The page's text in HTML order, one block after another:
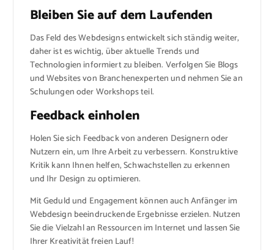
Bleiben Sie auf dem Laufenden
Das Feld des Webdesigns entwickelt sich ständig weiter,
daher ist es wichtig, über aktuelle Trends und
Technologien informiert zu bleiben. Verfolgen Sie Blogs
und Websites von Branchenexperten und nehmen Sie an
Schulungen oder Workshops teil.
Feedback einholen
Holen Sie sich Feedback von anderen Designern oder
Nutzern ein, um Ihre Arbeit zu verbessern. Konstruktive
Kritik kann Ihnen helfen, Schwachstellen zu erkennen
und Ihr Design zu optimieren.
Mit Geduld und Engagement können auch Anfänger im
Webdesign beeindruckende Ergebnisse erzielen. Nutzen
Sie die Vielzahl an Ressourcen im Internet und lassen Sie
Ihrer Kreativität freien Lauf!